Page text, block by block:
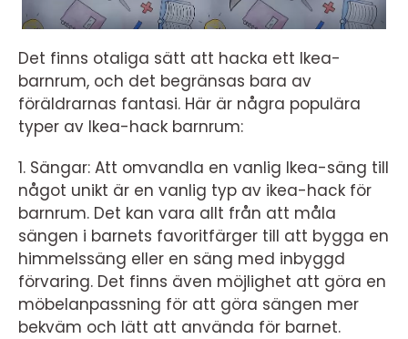
Det finns otaliga sätt att hacka ett Ikea-
barnrum, och det begränsas bara av
föräldrarnas fantasi. Här är några populära
typer av Ikea-hack barnrum:
1. Sängar: Att omvandla en vanlig Ikea-säng till
något unikt är en vanlig typ av ikea-hack för
barnrum. Det kan vara allt från att måla
sängen i barnets favoritfärger till att bygga en
himmelssäng eller en säng med inbyggd
förvaring. Det finns även möjlighet att göra en
möbelanpassning för att göra sängen mer
bekväm och lätt att använda för barnet.